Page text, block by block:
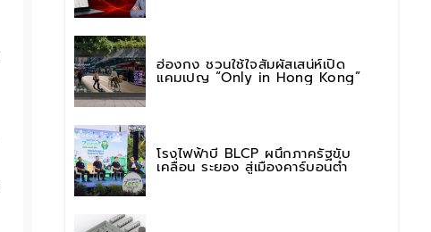
ฮ่องกง ชวนใช้ใจสัมผัสเสน่ห์เปิด
แคมเปญ “Only in Hong Kong”
โรงไฟฟ้าบี BLCP ผนึกภาครัฐขับ
เคลื่อน ระยอง สู่เมืองคาร์บอนต่ำ